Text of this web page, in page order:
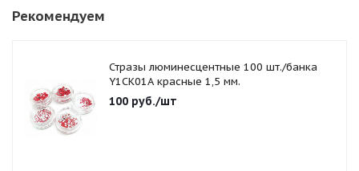
Рекомендуем
Стразы люминесцентные 100 шт./банка
Y1CK01A красные 1,5 мм.
100 руб./шт